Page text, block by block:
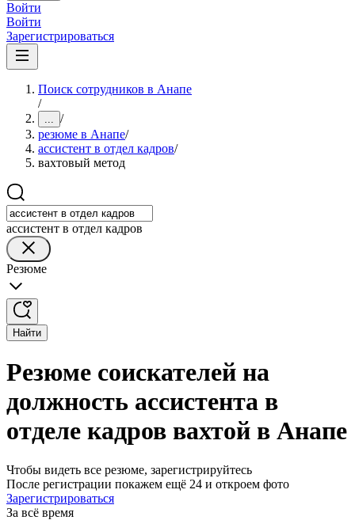
Войти
Войти
Зарегистрироваться
Поиск сотрудников в Анапе
/
... /
резюме в Анапе/
ассистент в отдел кадров/
вахтовый метод
ассистент в отдел кадров
Резюме
Найти
Резюме соискателей на
должность ассистента в
отделе кадров вахтой в Анапе
Чтобы видеть все резюме, зарегистрируйтесь
После регистрации покажем ещё 24 и откроем фото
Зарегистрироваться
За всё время